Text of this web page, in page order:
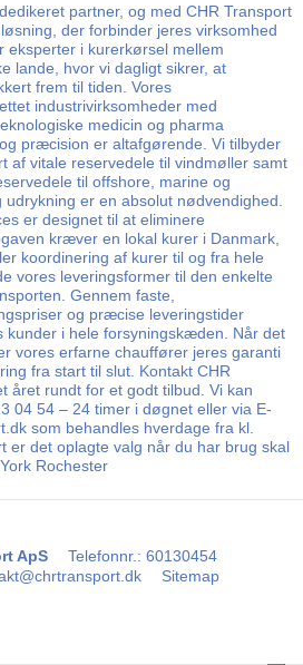
partner, og med CHR Transport
der forbinder jeres virksomhed
eksperter i kurerkørsel mellem
lande, hvor vi dagligt sikrer, at
frem til tiden. Vores
industrivirksomheder med
medicin og pharma
præcision er altafgørende. Vi tilbyder
af vitale reservedele til vindmøller samt
til offshore, marine og
er en absolut nødvendighed.
er designet til at eliminere
kræver en lokal kurer i Danmark,
koordinering af kurer til og fra hele
vores leveringsformer til den enkelte
Gennem faste,
og præcise leveringstider
kunder i hele forsyningskæden. Når det
vores erfarne chauffører jeres garanti
fra start til slut. Kontakt CHR
året rundt for et godt tilbud. Vi kan
04 54 – 24 timer i døgnet eller via E-
som behandles hverdage fra kl.
er det oplagte valg når du har brug skal
Rochester
ApS Telefonnr.: 60130454
Sitemap